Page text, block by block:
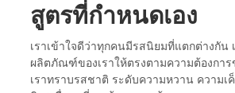
สูตรที่กำหนดเอง
เราเข้าใจดีว่าทุกคนมีรสนิยมที่แตกต่างกัน
ผลิตภัณฑ์ของเราให้ตรงตามความต้องกา
เราทราบรสชาติ ระดับความหวาน ความเ